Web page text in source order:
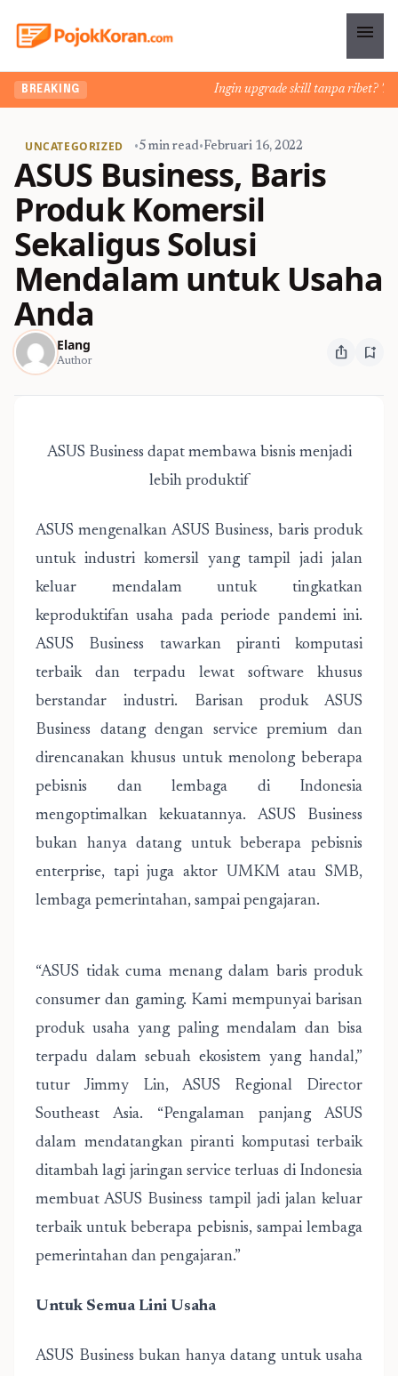
menu
BREAKING Ingin upgrade skill tanpa ribet?
UNCATEGORIZED •5 min read•Februari 16, 2022
ASUS Business, Baris
Produk Komersil
Sekaligus Solusi
Mendalam untuk Usaha
Anda
Elang
Author ios_share bookmark_add
ASUS Business dapat membawa bisnis menjadi
lebih produktif
ASUS mengenalkan ASUS Business, baris produk
untuk industri komersil yang tampil jadi jalan
keluar mendalam untuk tingkatkan
keproduktifan usaha pada periode pandemi ini.
ASUS Business tawarkan piranti komputasi
terbaik dan terpadu lewat software khusus
berstandar industri. Barisan produk ASUS
Business datang dengan service premium dan
direncanakan khusus untuk menolong beberapa
pebisnis dan lembaga di Indonesia
mengoptimalkan kekuatannya. ASUS Business
bukan hanya datang untuk beberapa pebisnis
enterprise, tapi juga aktor UMKM atau SMB,
lembaga pemerintahan, sampai pengajaran.
“ASUS tidak cuma menang dalam baris produk
consumer dan gaming. Kami mempunyai barisan
produk usaha yang paling mendalam dan bisa
terpadu dalam sebuah ekosistem yang handal,”
tutur Jimmy Lin, ASUS Regional Director
Southeast Asia. “Pengalaman panjang ASUS
dalam mendatangkan piranti komputasi terbaik
ditambah lagi jaringan service terluas di Indonesia
membuat ASUS Business tampil jadi jalan keluar
terbaik untuk beberapa pebisnis, sampai lembaga
pemerintahan dan pengajaran.”
Untuk Semua Lini Usaha
ASUS Business bukan hanya datang untuk usaha